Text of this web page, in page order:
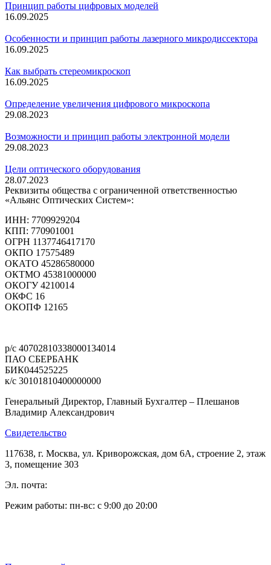
Принцип работы цифровых моделей
16.09.2025
Особенности и принцип работы лазерного микродиссектора
16.09.2025
Как выбрать стереомикроскоп
16.09.2025
Определение увеличения цифрового микроскопа
29.08.2023
Возможности и принцип работы электронной модели
29.08.2023
Цели оптического оборудования
28.07.2023
Реквизиты общества с ограниченной ответственностью
«Альянс Оптических Систем»:
ИНН: 7709929204
КПП: 770901001
ОГРН 1137746417170
ОКПО 17575489
ОКАТО 45286580000
ОКТМО 45381000000
ОКОГУ 4210014
ОКФС 16
ОКОПФ 12165
р/с 40702810338000134014
ПАО СБЕРБАНК
БИК044525225
к/с 30101810400000000
Генеральный Директор, Главный Бухгалтер – Плешанов
Владимир Александрович
Свидетельство
117638, г. Москва, ул. Криворожская, дом 6А, строение 2, этаж
3, помещение 303
Эл. почта:
Режим работы: пн-вс: с 9:00 до 20:00